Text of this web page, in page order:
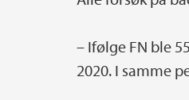
– Ifølge FN ble
2020. I samme